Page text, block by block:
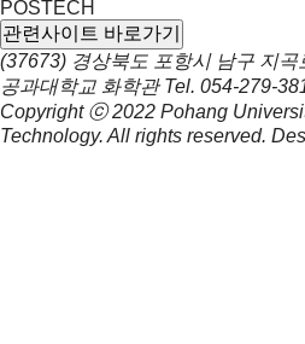
POSTECH
관련사이트 바로가기
(37673) 경상북도 포항시 남구 지
공과대학교 화학관 Tel. 054-279-
Copyright ⓒ 2022 Pohang
Technology. All rights reserved.